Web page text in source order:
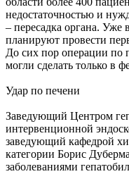
недостаточностью и
– пересадка органа. Уже
планируют провести
До сих пор операции по
могли сделать только в
Удар по печени
Заведующий Центром
интервенционной
заведующий кафедрой
категории Борис
заболеваниями